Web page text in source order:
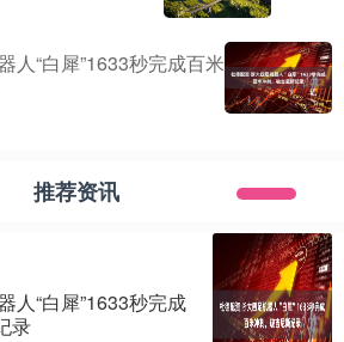
人“白犀”1633秒完成百米
推荐资讯
人“白犀”1633秒完成
录